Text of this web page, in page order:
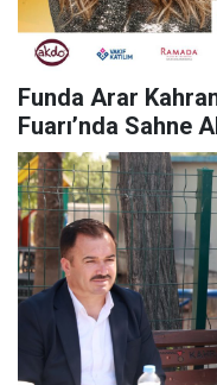
Funda Arar
Fuarı’nda Sahne